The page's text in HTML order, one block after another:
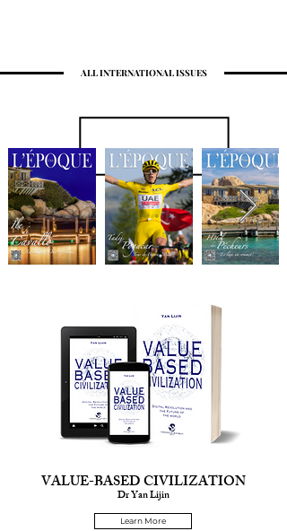
ALL INTERNATIONAL ISSUES
VALUE-BASED CIVILIZATION
Dr Yan Lijin
Learn More